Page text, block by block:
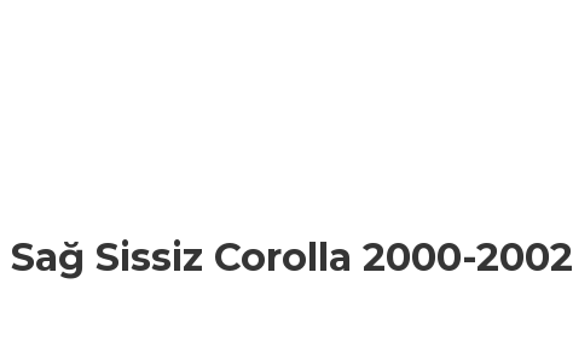
Sissiz Corolla 2000-2002